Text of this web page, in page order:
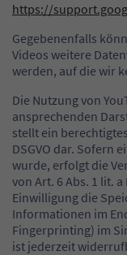
https://
Gegebenenfalls
Videos weitere
werden, auf die wir
Die Nutzung von
ansprechenden
stellt ein
DSGVO dar. Sofern
wurde, erfolgt die
von Art. 6 Abs. 1 lit. a
Einwilligung die
Informationen im
Fingerprinting) im
ist jederzeit